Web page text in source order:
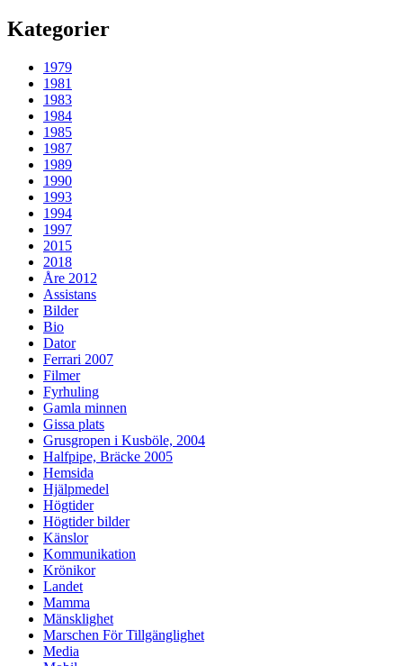
Kategorier
1979
1981
1983
1984
1985
1987
1989
1990
1993
1994
1997
2015
2018
Åre 2012
Assistans
Bilder
Bio
Dator
Ferrari 2007
Filmer
Fyrhuling
Gamla minnen
Gissa plats
Grusgropen i Kusböle, 2004
Halfpipe, Bräcke 2005
Hemsida
Hjälpmedel
Högtider
Högtider bilder
Känslor
Kommunikation
Krönikor
Landet
Mamma
Mänsklighet
Marschen För Tillgänglighet
Media